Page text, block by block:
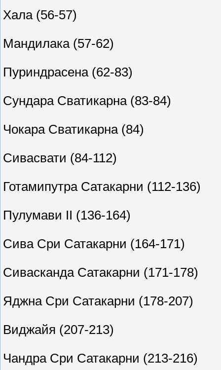
Хала (56-57)
Мандилака (57-62)
Пуриндрасена (62-83)
Сундара Сватикарна (83-84)
Чокара Сватикарна (84)
Сивасвати (84-112)
Готамипутра Сатакарни (112-136)
Пулумави II (136-164)
Сива Сри Сатакарни (164-171)
Сивасканда Сатакарни (171-178)
Яджна Сри Сатакарни (178-207)
Виджайя (207-213)
Чандра Сри Сатакарни (213-216)